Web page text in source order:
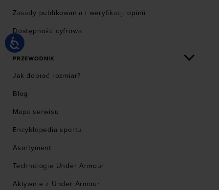
Zasady publikowania i weryfikacji opinii
Dostępność cyfrowa
PRZEWODNIK
Jak dobrać rozmiar?
Blog
Mapa serwisu
Encyklopedia sportu
Asortyment
Technologie Under Armour
Aktywnie z Under Armour